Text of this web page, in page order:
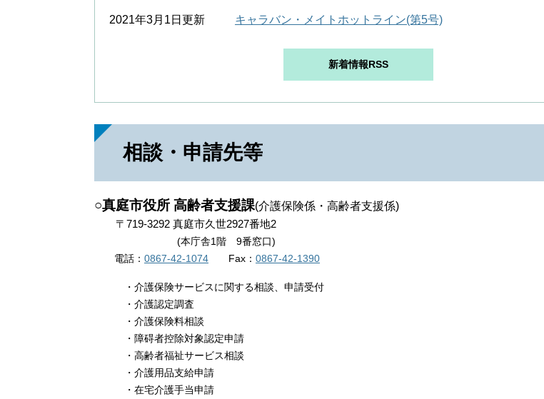
2021年3月1日更新 キャラバン・メイトホットライン(第5号)
新着情報RSS
相談・申請先等
○​真庭市役所 高齢者支援課(介護保険係・高齢者支援係)
〒719-3292 真庭市久世2927番地2
(本庁舎1階 9番窓口)
電話： 0867-42-1074 Fax： 0867-42-1390
・介護保険サービスに関する相談、申請受付
・介護認定調査
・介護保険料相談
・障碍者控除対象認定申請
・高齢者福祉サービス相談
・介護用品支給申請
・在宅介護手当申請